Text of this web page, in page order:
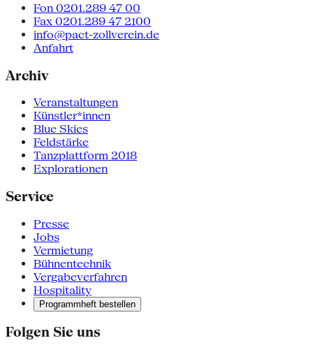
Fon 0201.289 47 00
Fax 0201.289 47 2100
info@pact-zollverein.de
Anfahrt
Archiv
Veranstaltungen
Künstler*innen
Blue Skies
Feldstärke
Tanzplattform 2018
Explorationen
Service
Presse
Jobs
Vermietung
Bühnentechnik
Vergabeverfahren
Hospitality
Programmheft bestellen
Folgen Sie uns